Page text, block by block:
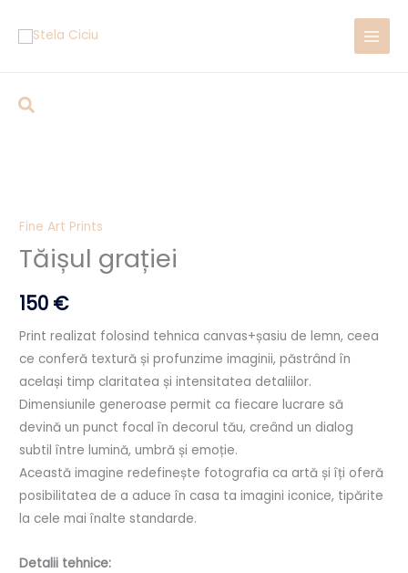
Caută
Fine Art Prints
Tăișul grației
150 €
Print realizat folosind tehnica canvas+șasiu de lemn, ceea
ce conferă textură și profunzime imaginii, păstrând în
același timp claritatea și intensitatea detaliilor.
Dimensiunile generoase permit ca fiecare lucrare să
devină un punct focal în decorul tău, creând un dialog
subtil între lumină, umbră și emoție.
Această imagine redefinește fotografia ca artă și îți oferă
posibilitatea de a aduce în casa ta imagini iconice, tipărite
la cele mai înalte standarde.
Detalii tehnice: